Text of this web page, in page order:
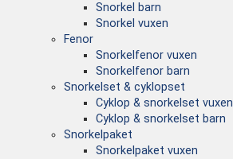
Snorkel barn
Snorkel vuxen
Fenor
Snorkelfenor vuxen
Snorkelfenor barn
Snorkelset & cyklopset
Cyklop & snorkelset vuxen
Cyklop & snorkelset barn
Snorkelpaket
Snorkelpaket vuxen